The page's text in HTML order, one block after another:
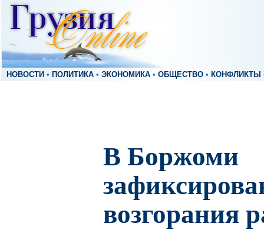
НОВОСТИ • ПОЛИТИКА • ЭКОНОМИКА • ОБЩЕСТВО • КОНФЛИКТЫ
В Боржоми
возгорания